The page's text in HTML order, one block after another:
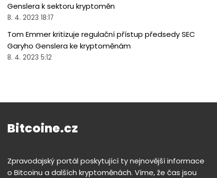
Genslera k sektoru kryptoměn
8. 4. 2023 18:17
Tom Emmer kritizuje regulační přístup předsedy SEC
Garyho Genslera ke kryptoměnám
8. 4. 2023 5:12
Bitcoine.cz
Zpravodajský portál poskytující ty nejnovější informace
o Bitcoinu a dalších kryptoměnách. Víme, že čas jsou